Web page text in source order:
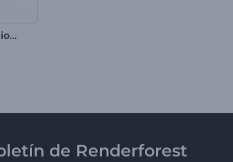
Paquete de Agencia de Medios Digitales
de Renderforest